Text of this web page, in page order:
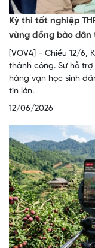
Kỳ thi tốt nghiệp
vùng đồng bào dân
[VOV4] - Chiều 12/6,
thành công. Sự hỗ
hàng vạn học sinh
tin lớn.
12/06/2026